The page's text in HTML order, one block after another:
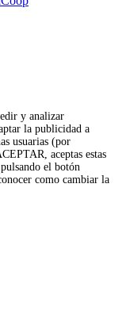
y analizar
la publicidad a
usuarias (por
, aceptas estas
el botón
como cambiar la